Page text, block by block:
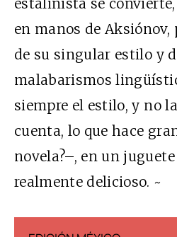
estalinista se
en manos de
de su singular estilo y
malabarismos
siempre el estilo, y no
cuenta, lo que hace
novela?–, en un
realmente delicioso. ~